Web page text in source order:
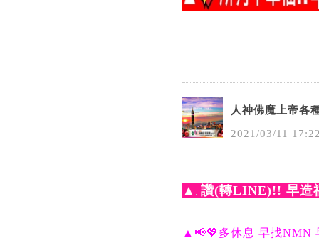
人神佛魔上帝各
2021 /03/11 17:
▲ 讚(轉LINE)!! 早
▲📢💖多休息 早找NMN